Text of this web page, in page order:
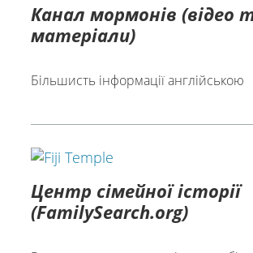
Канал мормонів (відео
матеріали)
Більшисть інформації англійською
Центр сімейної історії
(FamilySearch.org)